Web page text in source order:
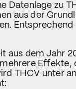
Datenlage zu
aus der
aus dem Jahr
Effekte,
THCV unter